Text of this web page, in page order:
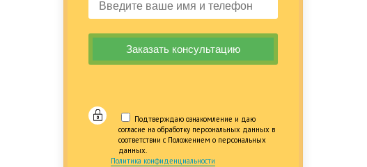
Подтверждаю ознакомление и даю
согласие на обработку персональных данных в
соответствии с Положением о персональных
данных.
Политика конфиденциальности